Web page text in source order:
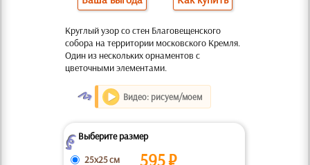
Круглый узор со стен Благовещенского
собора на территории московского Кремля.
Один из нескольких орнаментов с
цветочными элементами.
O Видео: рисуем/моем
ZВыберите размер
25x25 см
595₽